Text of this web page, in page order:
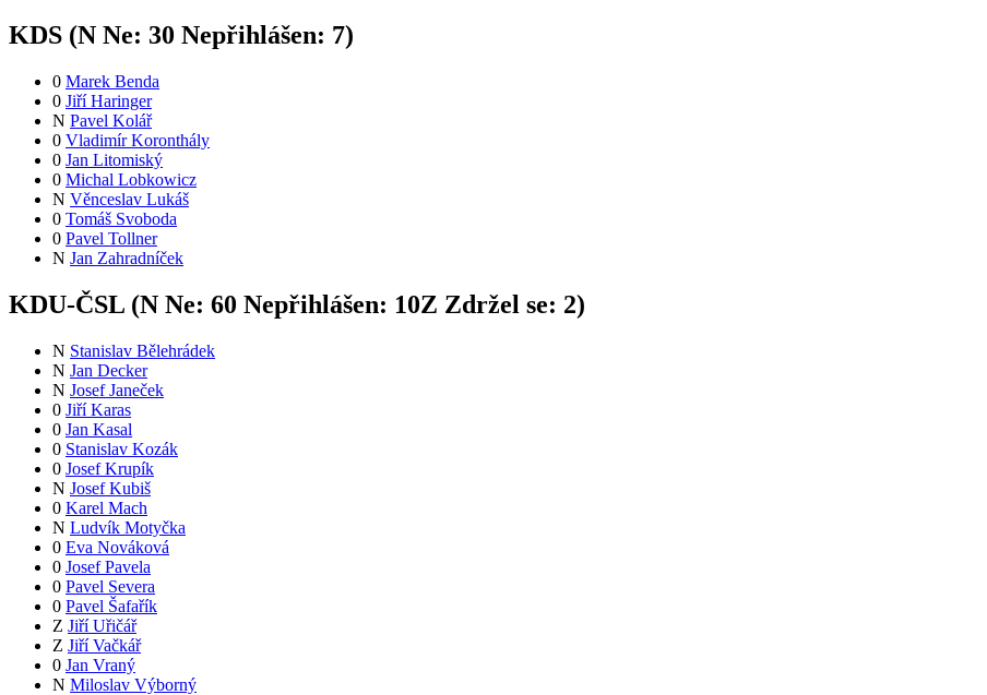
KDS (N Ne: 30 Nepřihlášen: 7)
0 Marek Benda
0 Jiří Haringer
N Pavel Kolář
0 Vladimír Koronthály
0 Jan Litomiský
0 Michal Lobkowicz
N Věnceslav Lukáš
0 Tomáš Svoboda
0 Pavel Tollner
N Jan Zahradníček
KDU-ČSL (N Ne: 60 Nepřihlášen: 10Z Zdržel se: 2)
N Stanislav Bělehrádek
N Jan Decker
N Josef Janeček
0 Jiří Karas
0 Jan Kasal
0 Stanislav Kozák
0 Josef Krupík
N Josef Kubiš
0 Karel Mach
N Ludvík Motyčka
0 Eva Nováková
0 Josef Pavela
0 Pavel Severa
0 Pavel Šafařík
Z Jiří Uřičář
Z Jiří Vačkář
0 Jan Vraný
N Miloslav Výborný